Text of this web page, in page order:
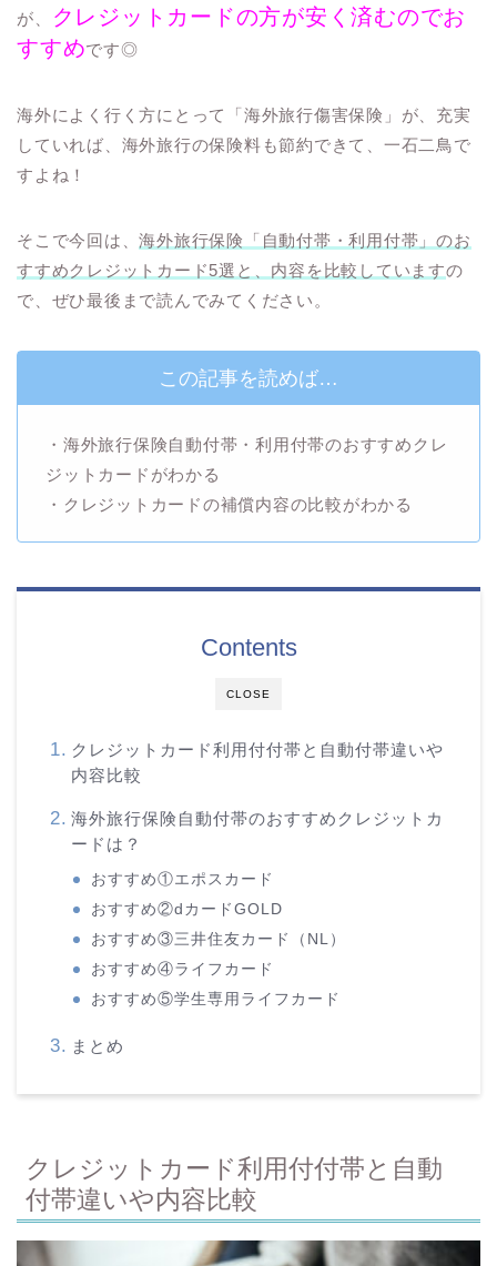
が、
クレジットカードの方が安く済むのでお
すすめです◎
海外によく行く方にとって「海外旅行傷害保険」が、充実
していれば、海外旅行の保険料も節約できて、一石二鳥で
すよね！
そこで今回は、海外旅行保険「自動付帯・利用付帯」のお
すすめクレジットカード5選と、内容を比較していますの
で、ぜひ最後まで読んでみてください。
この記事を読めば…
・海外旅行保険自動付帯・利用付帯のおすすめクレ
ジットカードがわかる
・クレジットカードの補償内容の比較がわかる
CLOSE
Contents
クレジットカード利用付付帯と自動付帯違いや
内容比較
海外旅行保険自動付帯のおすすめクレジットカ
ードは？
おすすめ①エポスカード
おすすめ②dカードGOLD
おすすめ③三井住友カード（NL）
おすすめ④ライフカード
おすすめ⑤学生専用ライフカード
まとめ
クレジットカード利用付付帯と自動
付帯違いや内容比較